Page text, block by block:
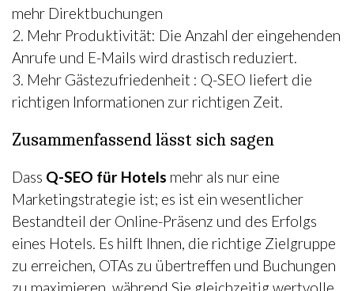
mehr Direktbuchungen
2. Mehr Produktivität: Die Anzahl der eingehenden
Anrufe und E-Mails wird drastisch reduziert.
3. Mehr Gästezufriedenheit : Q-SEO liefert die
richtigen Informationen zur richtigen Zeit.
Zusammenfassend lässt sich sagen
Dass Q-SEO für Hotels mehr als nur eine
Marketingstrategie ist; es ist ein wesentlicher
Bestandteil der Online-Präsenz und des Erfolgs
eines Hotels. Es hilft Ihnen, die richtige Zielgruppe
zu erreichen, OTAs zu übertreffen und Buchungen